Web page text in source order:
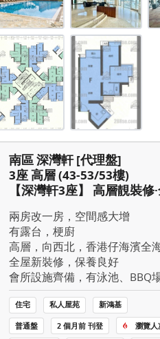
深灣軒 售盤 1 房 , 1 浴室 511 平
深灣軒 售盤 1 房 , 1 浴室 511 平
深灣軒 售盤 1 房 , 1 浴室 511 平
深灣軒 售盤 1 房 , 1 浴室 511 平
深灣軒 售盤 1 房 , 1 浴室 511 平
深灣軒 樓層平面圖(由 Squarefoot
南區 深灣軒 [代理盤]
3座 高層 (43-53/53樓)
【深灣軒3座】 高層靚裝修
兩房改一房，空間感大增
有露台，梗廚
高層，向西北，香港仔海濱全
全屋新裝修，保養良好
會所設施齊備，有泳池、BBQ
住宅 私人屋苑 新鴻基
普通盤 2 個月前 刊登 瀏覽人